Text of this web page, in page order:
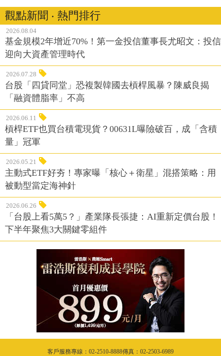
觀點新聞 ‧ 熱門排行
2026.08.04
基金規模2年增近70%！第一金投信董事長尤昭文：投信
迎向大資產管理時代
2026.07.28
台股「四貸同堂」恐複製韓國去槓桿風暴？陳威良揭
「融資體脂率」不高
2026.06.11
槓桿ETF也買台積電現貨？00631L曝險破百，成「含積
量」冠軍
2026.05.21
主動式ETF好夯！專家曝「核心＋衛星」混搭策略：用
被動型當定海神針
2026.06.26
「台股上看5萬5？」產業隊長張捷：AI重新定價台股！
下半年聚焦3大關鍵零組件
客戶服務專線：02-2510-8888傳真：02-2503-6989